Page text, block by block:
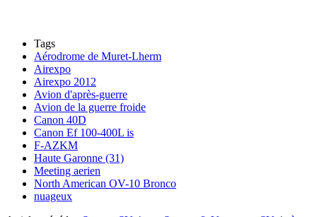
Tags
Aérodrome de Muret-Lherm
Airexpo
Airexpo 2012
Avion d'après-guerre
Avion de la guerre froide
Canon 40D
Canon Ef 100-400L is
F-AZKM
Haute Garonne (31)
Meeting aerien
North American OV-10 Bronco
nuageux